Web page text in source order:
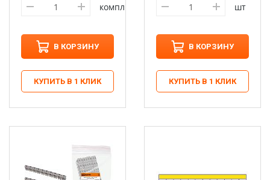
компл
В КОРЗИНУ
КУПИТЬ В 1 КЛИК
шт
В КОРЗИНУ
КУПИТЬ В 1 КЛИК